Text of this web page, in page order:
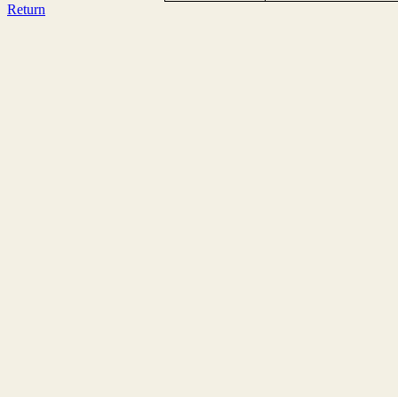
Return